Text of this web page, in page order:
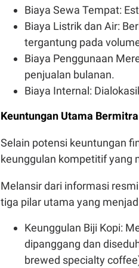
Biaya Sewa Tempat:
Biaya Listrik dan Air:
tergantung pada
Biaya Penggunaan
penjualan bulanan.
Biaya Internal:
Keuntungan Utama
Selain potensi keuntungan
keunggulan kompetitif yang
Melansir dari informasi
tiga pilar utama yang
Keunggulan Biji Kopi:
dipanggang dan
brewed specialty